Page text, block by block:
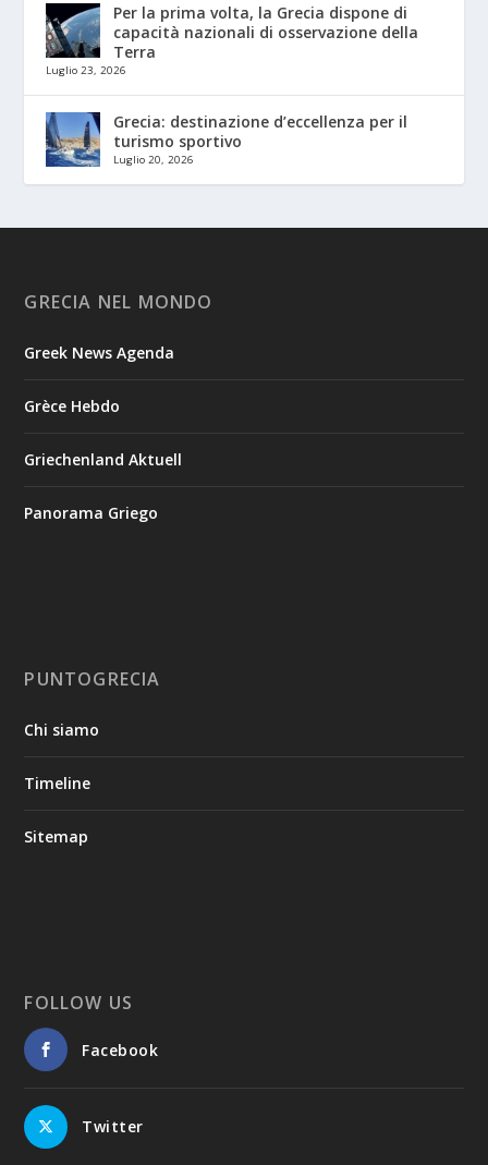
Per la prima volta, la Grecia dispone di
capacità nazionali di osservazione della
Terra
Luglio 23, 2026
Grecia: destinazione d’eccellenza per il
turismo sportivo
Luglio 20, 2026
GRECIA NEL MONDO
Greek News Agenda
Grèce Hebdo
Griechenland Aktuell
Panorama Griego
PUNTOGRECIA
Chi siamo
Timeline
Sitemap
FOLLOW US
Facebook
Twitter